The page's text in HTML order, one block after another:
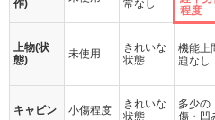
作)
常なし
程度
上物(状
態)
未使用
きれいな
状態
機能上
題なし
キャビン 小傷程度
きれいな
状態
多少の
傷・凹